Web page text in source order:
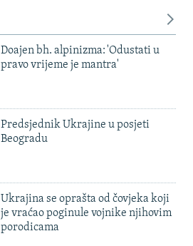
Doajen bh. alpinizma: 'Odustati u
pravo vrijeme je mantra'
Predsjednik Ukrajine u posjeti
Beogradu
Ukrajina se oprašta od čovjeka koji
je vraćao poginule vojnike njihovim
porodicama